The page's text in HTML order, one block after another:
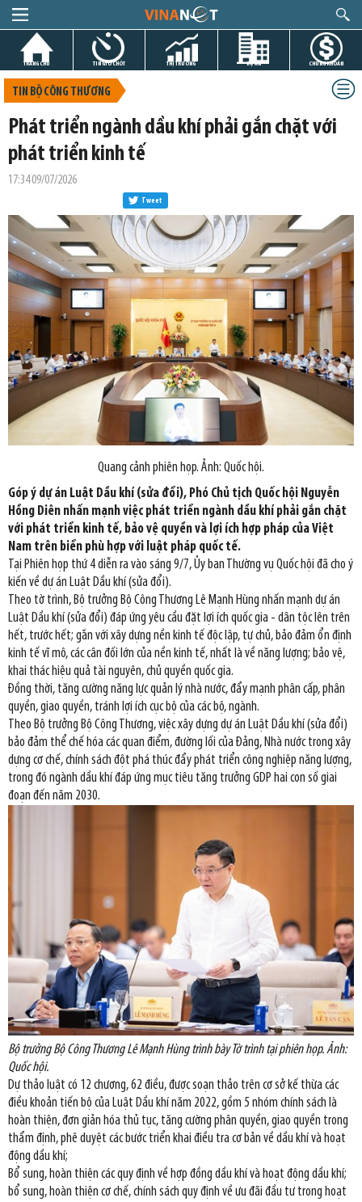
TRANG CHỦ TIN GIỜ CHÓT THỊ TRƯỜNG DỰ ÁN CHỨNG KHOÁN
TIN BỘ CÔNG THƯƠNG
Phát triển ngành dầu khí phải gắn chặt với
phát triển kinh tế
17:34 09/07/2026
Tweet
Quang cảnh phiên họp. Ảnh: Quốc hội.
Góp ý dự án Luật Dầu khí (sửa đổi), Phó Chủ tịch Quốc hội Nguyễn
Hồng Diên nhấn mạnh việc phát triển ngành dầu khí phải gắn chặt
với phát triển kinh tế, bảo vệ quyền và lợi ích hợp pháp của Việt
Nam trên biển phù hợp với luật pháp quốc tế.
Tại Phiên họp thứ 4 diễn ra vào sáng 9/7, Ủy ban Thường vụ Quốc hội đã cho ý
kiến về dự án Luật Dầu khí (sửa đổi).
Theo tờ trình, Bộ trưởng Bộ Công Thương Lê Mạnh Hùng nhấn mạnh dự án
Luật Dầu khí (sửa đổi) đáp ứng yêu cầu đặt lợi ích quốc gia - dân tộc lên trên
hết, trước hết; gắn với xây dựng nền kinh tế độc lập, tự chủ, bảo đảm ổn định
kinh tế vĩ mô, các cân đối lớn của nền kinh tế, nhất là về năng lượng; bảo vệ,
khai thác hiệu quả tài nguyên, chủ quyền quốc gia.
Đồng thời, tăng cường năng lực quản lý nhà nước, đẩy mạnh phân cấp, phân
quyền, giao quyền, tránh lợi ích cục bộ của các bộ, ngành.
Theo Bộ trưởng Bộ Công Thương, việc xây dựng dự án Luật Dầu khí (sửa đổi)
bảo đảm thể chế hóa các quan điểm, đường lối của Đảng, Nhà nước trong xây
dựng cơ chế, chính sách đột phá thúc đẩy phát triển công nghiệp năng lượng,
trong đó ngành dầu khí đáp ứng mục tiêu tăng trưởng GDP hai con số giai
đoạn đến năm 2030.
Bộ trưởng Bộ Công Thương Lê Mạnh Hùng trình bày Tờ trình tại phiên họp. Ảnh:
Quốc hội.
Dự thảo luật có 12 chương, 62 điều, được soạn thảo trên cơ sở kế thừa các
điều khoản tiến bộ của Luật Dầu khí năm 2022, gồm 5 nhóm chính sách là
hoàn thiện, đơn giản hóa thủ tục, tăng cường phân quyền, giao quyền trong
thẩm định, phê duyệt các bước triển khai điều tra cơ bản về dầu khí và hoạt
động dầu khí;
Bổ sung, hoàn thiện các quy định về hợp đồng dầu khí và hoạt động dầu khí;
bổ sung, hoàn thiện cơ chế, chính sách quy định về ưu đãi đầu tư trong hoạt